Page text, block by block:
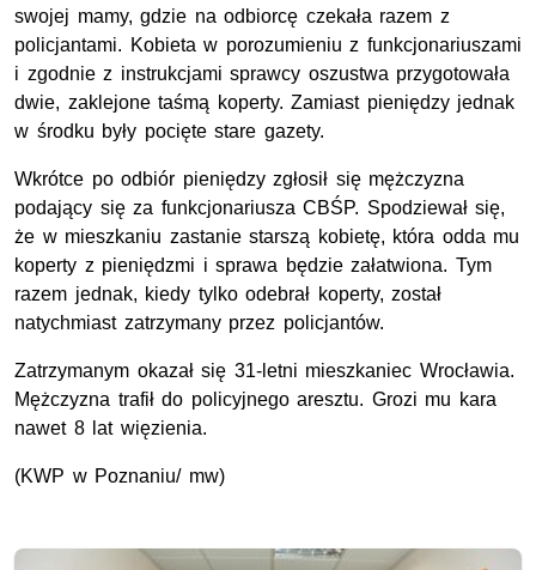
swojej mamy, gdzie na odbiorcę czekała razem z
policjantami. Kobieta w porozumieniu z funkcjonariuszami
i zgodnie z instrukcjami sprawcy oszustwa przygotowała
dwie, zaklejone taśmą koperty. Zamiast pieniędzy jednak
w środku były pocięte stare gazety.
Wkrótce po odbiór pieniędzy zgłosił się mężczyzna
podający się za funkcjonariusza CBŚP. Spodziewał się,
że w mieszkaniu zastanie starszą kobietę, która odda mu
koperty z pieniędzmi i sprawa będzie załatwiona. Tym
razem jednak, kiedy tylko odebrał koperty, został
natychmiast zatrzymany przez policjantów.
Zatrzymanym okazał się 31-letni mieszkaniec Wrocławia.
Mężczyzna trafił do policyjnego aresztu. Grozi mu kara
nawet 8 lat więzienia.
(KWP w Poznaniu/ mw)